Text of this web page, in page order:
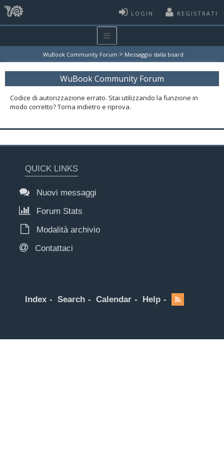
LOGIN REGISTRATI
WuBook Community Forum > Messaggio dalla board
WuBook Community Forum
Codice di autorizzazione errato. Stai utilizzando la funzione in
modo corretto? Torna indietro e riprova.
QUICK LINKS
Nuovi messaggi
Forum Stats
Modalità archivio
Contattaci
Index Search Calendar Help